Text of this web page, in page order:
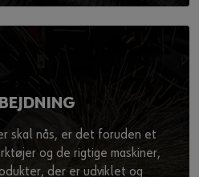
skal nås, er det foruden et
og de rigtige maskiner,
der er udviklet og